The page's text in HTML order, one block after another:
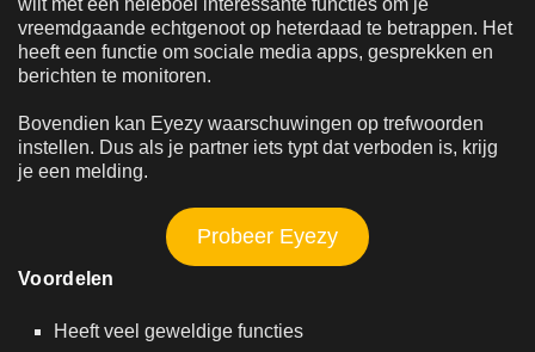
vreemdgaande echtgenoot op heterdaad te betrappen. Het
heeft een functie om sociale media apps, gesprekken en
berichten te monitoren.
Bovendien kan Eyezy waarschuwingen op trefwoorden
instellen. Dus als je partner iets typt dat verboden is, krijg
je een melding.
Probeer Eyezy
Voordelen
Heeft veel geweldige functies